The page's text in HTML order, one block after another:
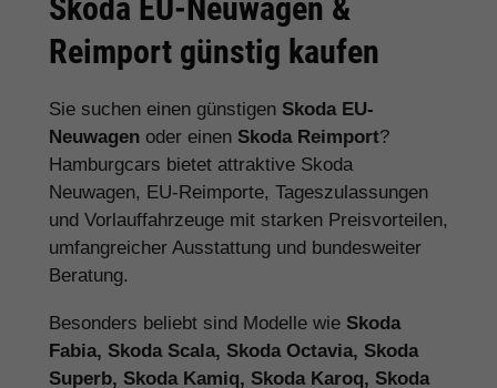
Skoda EU-Neuwagen &
Reimport günstig kaufen
Sie suchen einen günstigen Skoda EU-
Neuwagen oder einen Skoda Reimport?
Hamburgcars bietet attraktive Skoda
Neuwagen, EU-Reimporte, Tageszulassungen
und Vorlauffahrzeuge mit starken Preisvorteilen,
umfangreicher Ausstattung und bundesweiter
Beratung.
Besonders beliebt sind Modelle wie Skoda
Fabia, Skoda Scala, Skoda Octavia, Skoda
Superb, Skoda Kamiq, Skoda Karoq, Skoda